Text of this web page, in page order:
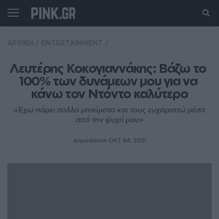
Λευτέρης Κοκογιαννάκης: Βάζω το
100% των δυνάμεων μου για να
κάνω τον Ντόντο καλύτερο
«Έχω πάρει πολλά μηνύματα και τους ευχαριστώ μέσα
από την ψυχή μου»
Δημοσίευση ΟΚΤ 04, 2021